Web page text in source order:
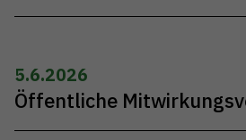
5.6.2026
Öffentliche